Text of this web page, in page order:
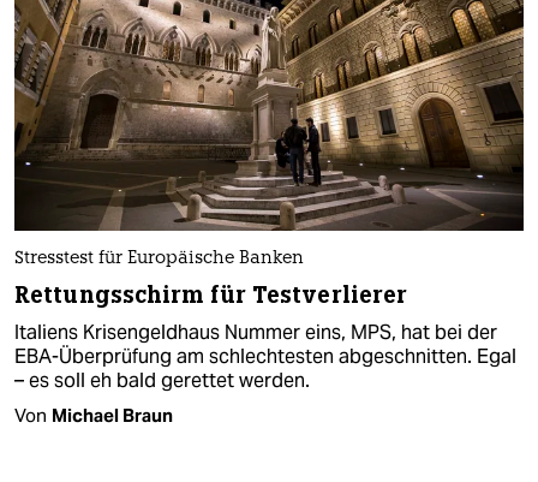
Stresstest für Europäische Banken
Rettungsschirm für Testverlierer
Italiens Krisengeldhaus Nummer eins, MPS, hat bei der
EBA-Überprüfung am schlechtesten abgeschnitten. Egal
– es soll eh bald gerettet werden.
Von Michael Braun